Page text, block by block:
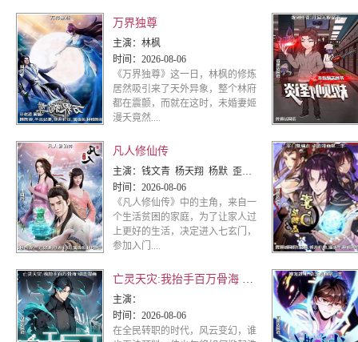
万界独尊
主演： 林枫
时间： 2026-08-06
《万界独尊》这一日，林枫的修炼
居然吸引来了天外异象，整个林府
都在震颤，而就在这时，未婚妻姬
漫夭竟然....
凡人修仙传
主演： 钱文青 杨天翔 杨默 歪歪 谷江山 乔诗语
时间： 2026-08-06
《凡人修仙传》中的主角，来自一
个生活贫困的家庭，为了让家人过
上更好的生活，决定进入七玄门，
参加入门....
亡灵天灾:我抬手百万骨海 动态漫画
主演：
时间： 2026-08-06
在全民转职的时代，风云变幻，谁